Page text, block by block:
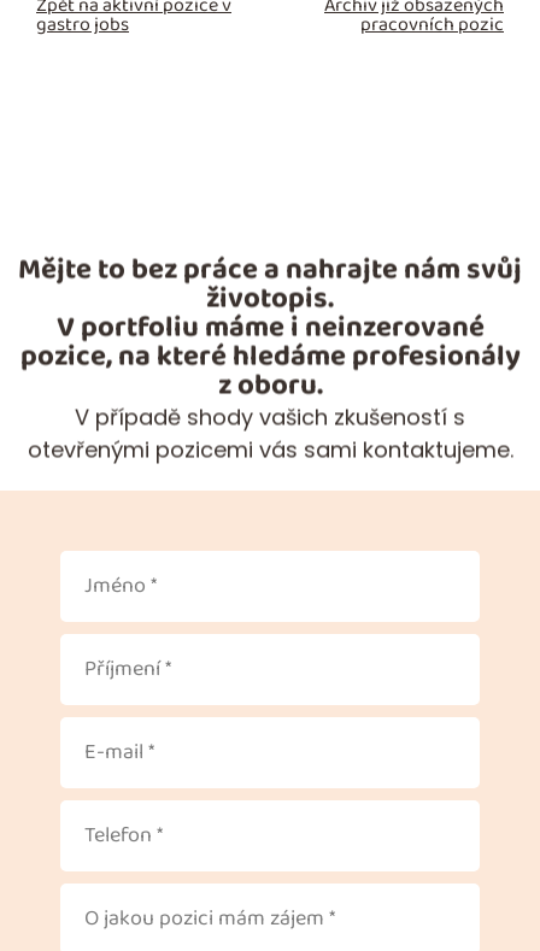
gastro jobs pracovních pozic
Mějte to bez práce a nahrajte nám svůj
životopis.
V portfoliu máme i neinzerované
pozice, na které hledáme profesionály
z oboru.
V případě shody vašich zkušeností s
otevřenými pozicemi vás sami kontaktujeme.